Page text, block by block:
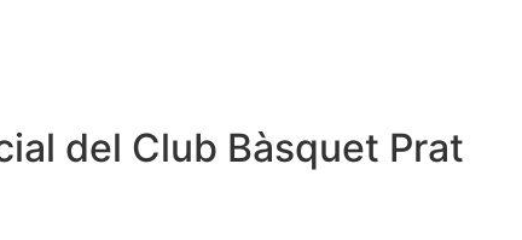
del Club Bàsquet Prat